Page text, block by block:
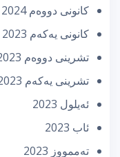
كانونی دووه‌م 2024
كانونی یه‌كه‌م 2023
تشرینی دووه‌م 2023
تشرینی یه‌كه‌م 2023
ئه‌یلول 2023
ئاب 2023
تەممووز 2023